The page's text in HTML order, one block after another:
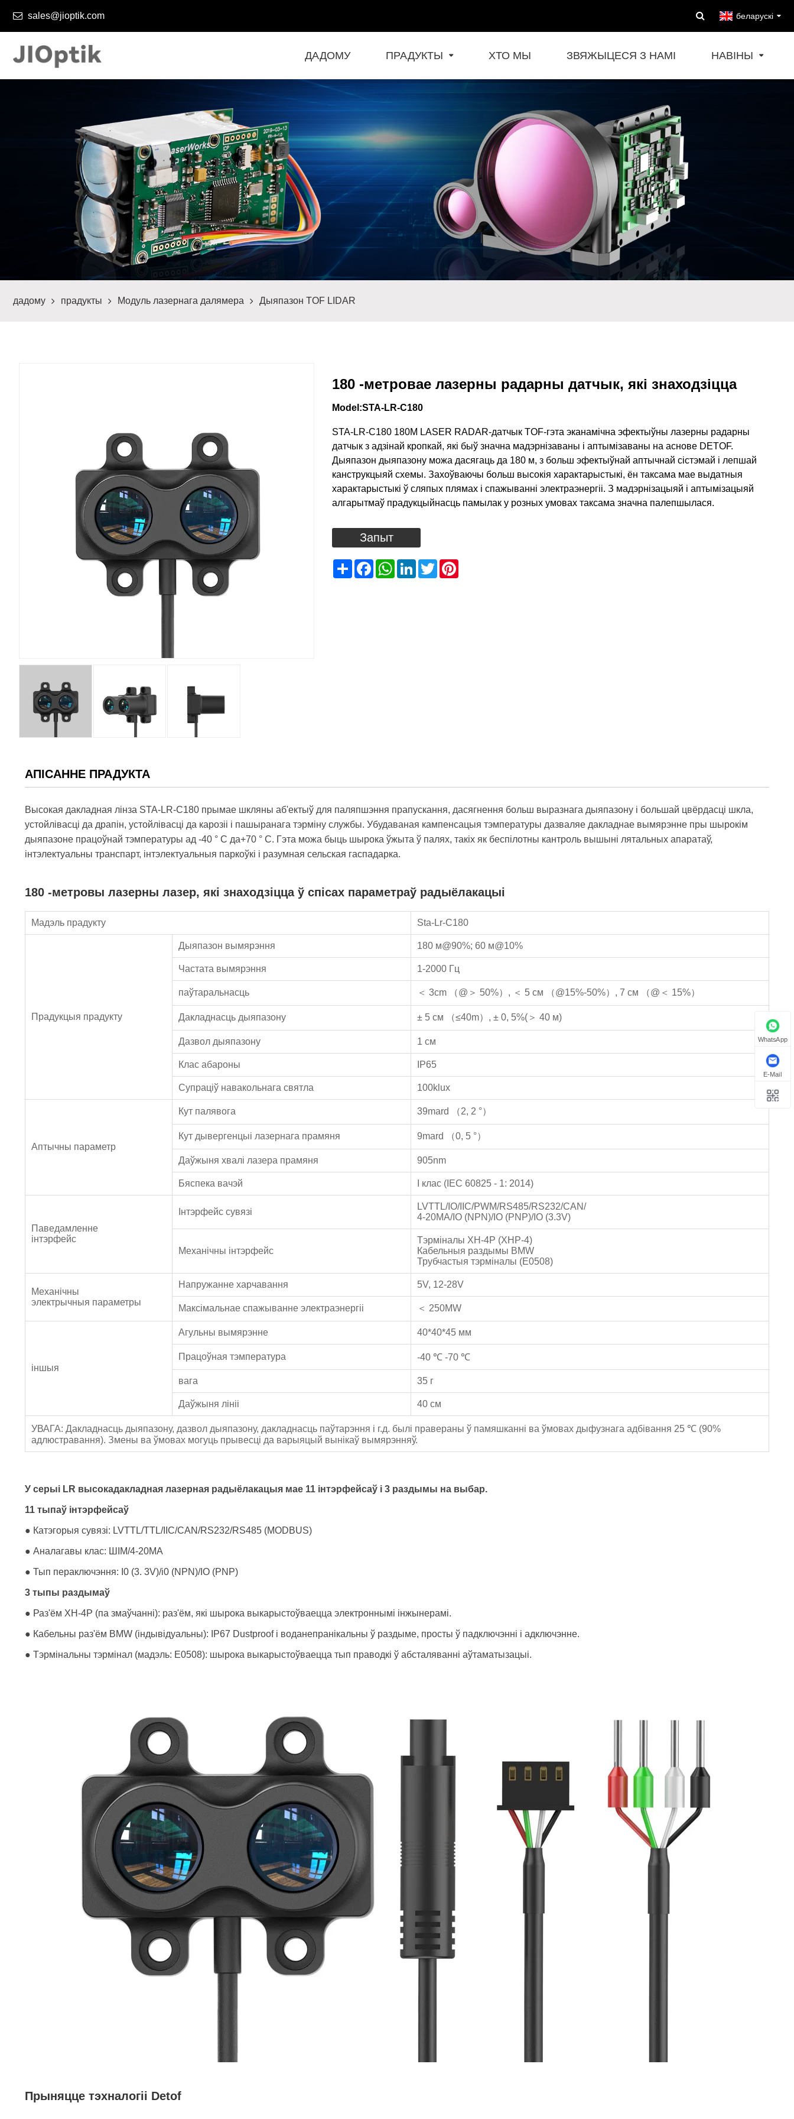
sales@jioptik.com беларускі
ДАДОМУ ПРАДУКТЫ ХТО МЫ ЗВЯЖЫЦЕСЯ З НАМІ НАВІНЫ
дадому прадукты Модуль лазернага далямера Дыяпазон TOF LIDAR
180 -метровае лазерны радарны датчык, які знаходзіцца
Model:STA-LR-C180
STA-LR-C180 180M LASER RADAR-датчык TOF-гэта эканамічна эфектыўны лазерны радарны
датчык з адзінай кропкай, які быў значна мадэрнізаваны і аптымізаваны на аснове DETOF.
Дыяпазон дыяпазону можа дасягаць да 180 м, з больш эфектыўнай аптычнай сістэмай і лепшай
канструкцыяй схемы. Захоўваючы больш высокія характарыстыкі, ён таксама мае выдатныя
характарыстыкі ў сляпых плямах і спажыванні электраэнергіі. З мадэрнізацыяй і аптымізацыяй
алгарытмаў прадукцыйнасць памылак у розных умовах таксама значна палепшылася.
Запыт
ShareFacebookWhatsApp
LinkedIn
Twitter
АПІСАННЕ ПРАДУКТА
Высокая дакладная лінза STA-LR-C180 прымае шкляны аб'ектыў для паляпшэння прапускання, дасягнення больш выразнага дыяпазону і большай цвёрдасці шкла,
устойлівасці да драпін, устойлівасці да карозіі і пашыранага тэрміну службы. Убудаваная кампенсацыя тэмпературы дазваляе дакладнае вымярэнне пры шырокім
дыяпазоне працоўнай тэмпературы ад -40 ° С да+70 ° С. Гэта можа быць шырока ўжыта ў палях, такіх як беспілотны кантроль вышыні лятальных апаратаў,
інтэлектуальны транспарт, інтэлектуальныя паркоўкі і разумная сельская гаспадарка.
180 -метровы лазерны лазер, які знаходзіцца ў спісах параметраў радыёлакацыі
Мадэль прадукту Sta-Lr-C180
Прадукцыя прадукту
Дыяпазон вымярэння 180 м@90%; 60 м@10%
Частата вымярэння 1-2000 Гц
паўтаральнасць ＜ 3cm （@＞ 50%）, ＜ 5 см （@15%-50%）, 7 см （@＜ 15%）
Дакладнасць дыяпазону ± 5 см （≤40m）, ± 0, 5%(＞ 40 м)
Дазвол дыяпазону 1 см
Клас абароны IP65
Супраціў навакольнага святла 100klux
Аптычны параметр
Кут палявога 39mard （2, 2 °）
Кут дывергенцыі лазернага прамяня 9mard （0, 5 °）
Даўжыня хвалі лазера прамяня 905nm
Бяспека вачэй I клас (IEC 60825 - 1: 2014)
Паведамленне
інтэрфейс
Інтэрфейс сувязі
LVTTL/IO/IIC/PWM/RS485/RS232/CAN/
4-20MA/IO (NPN)/IO (PNP)/IO (3.3V)
Механічны інтэрфейс
Тэрміналы XH-4P (XHP-4)
Кабельныя раздымы BMW
Трубчастыя тэрміналы (E0508)
Механічны
электрычныя параметры
Напружанне харчавання 5V, 12-28V
Максімальнае спажыванне электраэнергіі ＜ 250MW
іншыя
Агульны вымярэнне 40*40*45 мм
Працоўная тэмпература -40 ℃ -70 ℃
вага 35 г
Даўжыня лініі 40 см
УВАГА: Дакладнасць дыяпазону, дазвол дыяпазону, дакладнасць паўтарэння і г.д. былі правераны ў памяшканні ва ўмовах дыфузнага адбівання 25 ℃ (90%
адлюстравання). Змены ва ўмовах могуць прывесці да варыяцый вынікаў вымярэнняў.
У серыі LR высокадакладная лазерная радыёлакацыя мае 11 інтэрфейсаў і 3 раздымы на выбар.
11 тыпаў інтэрфейсаў
● Катэгорыя сувязі: LVTTL/TTL/IIC/CAN/RS232/RS485 (MODBUS)
● Аналагавы клас: ШІМ/4-20MA
● Тып пераключэння: I0 (3. 3V)/i0 (NPN)/IO (PNP)
3 тыпы раздымаў
● Раз'ём XH-4P (па змаўчанні): раз'ём, які шырока выкарыстоўваецца электроннымі інжынерамі.
● Кабельны раз'ём BMW (індывідуальны): IP67 Dustproof і воданепранікальны ў раздыме, просты ў падключэнні і адключэнне.
● Тэрмінальны тэрмінал (мадэль: E0508): шырока выкарыстоўваецца тып праводкі ў абсталяванні аўтаматызацыі.
Прыняцце тэхналогіі Detof
WhatsApp
E-Mail